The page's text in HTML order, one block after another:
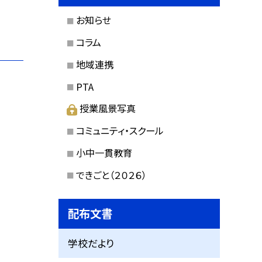
お知らせ
コラム
地域連携
PTA
授業風景写真
コミュニティ・スクール
小中一貫教育
できごと（２０２６）
配布文書
学校だより